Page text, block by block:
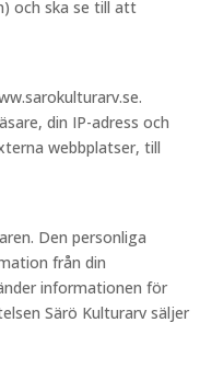
och ska se till att
din IP-adress och
webbplatser, till
Den personliga
från din
informationen för
Särö Kulturarv säljer